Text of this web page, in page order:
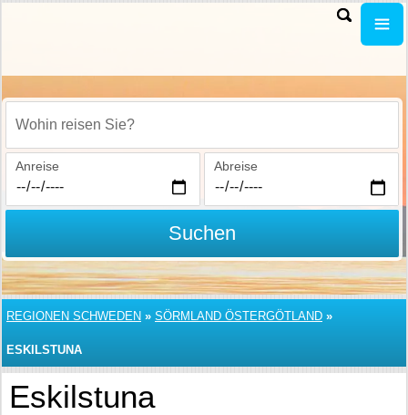
Wohin reisen Sie?
Anreise Abreise
Suchen
REGIONEN SCHWEDEN » SÖRMLAND ÖSTERGÖTLAND »
ESKILSTUNA
Eskilstuna